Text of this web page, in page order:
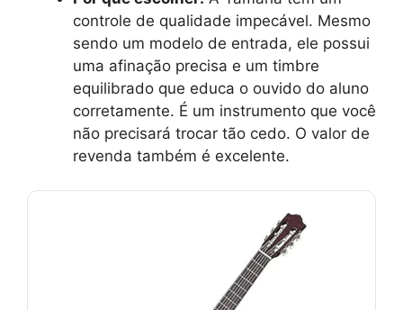
controle de qualidade impecável. Mesmo
sendo um modelo de entrada, ele possui
uma afinação precisa e um timbre
equilibrado que educa o ouvido do aluno
corretamente. É um instrumento que você
não precisará trocar tão cedo. O valor de
revenda também é excelente.